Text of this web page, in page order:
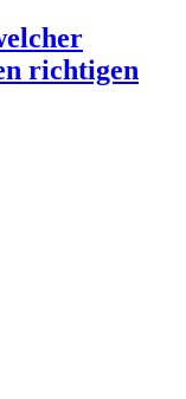
richtigen